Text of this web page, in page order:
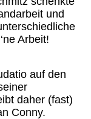
und
Arbeit!
auf den
daher (fast)
Conny.